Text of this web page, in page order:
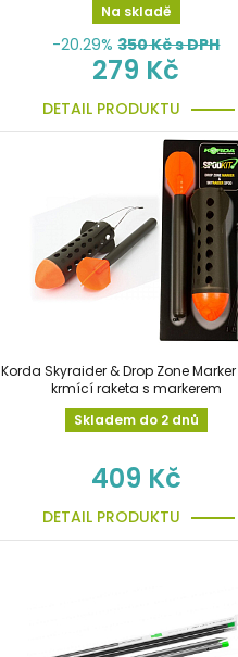
Na skladě
-20.29% 350Kč s DPH
279 Kč
DETAIL PRODUKTU
Korda Skyraider & Drop Zone
krmící raketa s markerem
Skladem do 2 dnů
409 Kč
DETAIL PRODUKTU